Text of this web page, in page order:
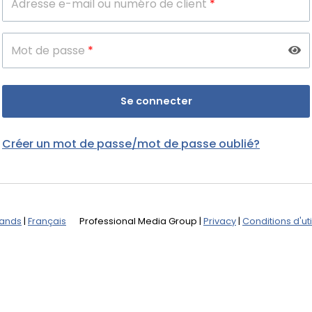
Adresse e-mail ou numéro de client *
Mot de passe *
Créer un mot de passe/mot de passe oublié?
| Français Professional Media Group | Privacy| Conditions